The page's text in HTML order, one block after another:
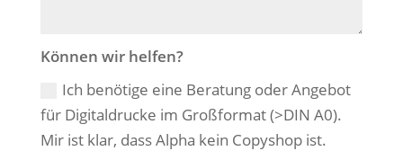
Können wir helfen?
Ich benötige eine Beratung oder Angebot
für Digitaldrucke im Großformat (>DIN A0).
Mir ist klar, dass Alpha kein Copyshop ist.